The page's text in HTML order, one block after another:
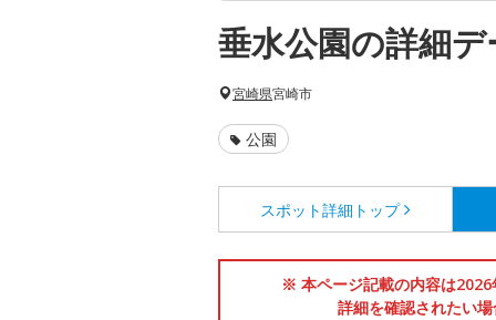
垂水公園の詳細デ
宮崎県宮崎市
公園
スポット詳細 トップ
※ 本ページ記載の内容は2026
詳細を確認されたい